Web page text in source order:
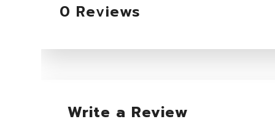
0 Reviews
Write a Review